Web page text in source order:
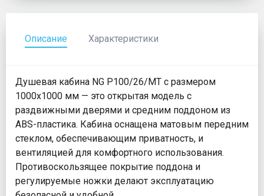
Описание Характеристики
Душевая кабина NG P100/26/MT с размером
1000x1000 мм — это открытая модель с
раздвижными дверями и средним поддоном из
ABS-пластика. Кабина оснащена матовым передним
стеклом, обеспечивающим приватность, и
вентиляцией для комфортного использования.
Противоскользящее покрытие поддона и
регулируемые ножки делают эксплуатацию